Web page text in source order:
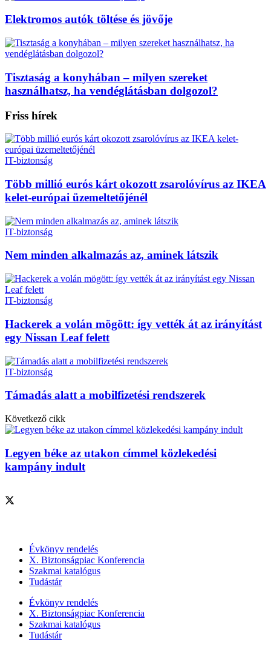
Elektromos autók töltése és jövője
Tisztaság a konyhában – milyen szereket
használhatsz, ha vendéglátásban dolgozol?
Friss hírek
IT-biztonság
Több millió eurós kárt okozott zsarolóvírus az IKEA
kelet-európai üzemeltetőjénél
IT-biztonság
Nem minden alkalmazás az, aminek látszik
IT-biztonság
Hackerek a volán mögött: így vették át az irányítást
egy Nissan Leaf felett
IT-biztonság
Támadás alatt a mobilfizetési rendszerek
Következő cikk
Legyen béke az utakon címmel közlekedési
kampány indult
Évkönyv rendelés
X. Biztonságpiac Konferencia
Szakmai katalógus
Tudástár
Évkönyv rendelés
X. Biztonságpiac Konferencia
Szakmai katalógus
Tudástár